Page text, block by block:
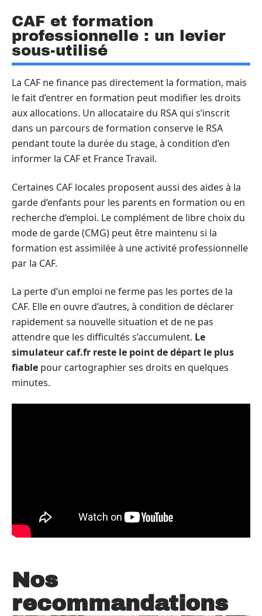
CAF et formation
professionnelle : un levier
sous-utilisé
La CAF ne finance pas directement la formation, mais
le fait d’entrer en formation peut modifier les droits
aux allocations. Un allocataire du RSA qui s’inscrit
dans un parcours de formation conserve le RSA
pendant toute la durée du stage, à condition d’en
informer la CAF et France Travail.
Certaines CAF locales proposent aussi des aides à la
garde d’enfants pour les parents en formation ou en
recherche d’emploi. Le complément de libre choix du
mode de garde (CMG) peut être maintenu si la
formation est assimilée à une activité professionnelle
par la CAF.
La perte d’un emploi ne ferme pas les portes de la
CAF. Elle en ouvre d’autres, à condition de déclarer
rapidement sa nouvelle situation et de ne pas
attendre que les difficultés s’accumulent. Le
simulateur caf.fr reste le point de départ le plus
fiable pour cartographier ses droits en quelques
minutes.
Nos
recommandations